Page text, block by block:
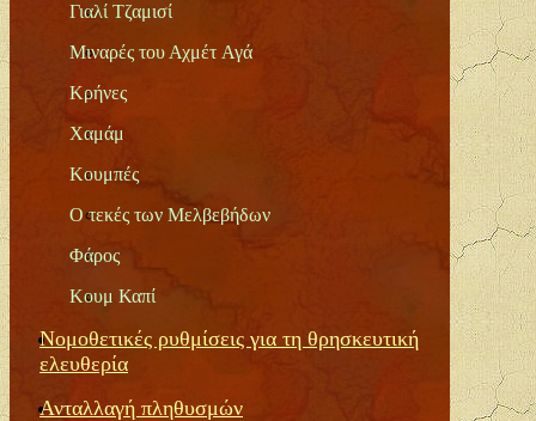
Γιαλί Τζαμισί
Μιναρές του Αχμέτ Αγά
Κρήνες
Χαμάμ
Κουμπές
Ο τεκές των Μελβεβήδων
Φάρος
Κουμ Καπί
Νομοθετικές ρυθμίσεις για τη θρησκευτική
ελευθερία
Ανταλλαγή πληθυσμών